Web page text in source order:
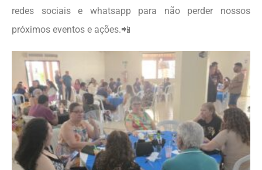
redes sociais e whatsapp para não perder nossos
próximos eventos e ações.📲